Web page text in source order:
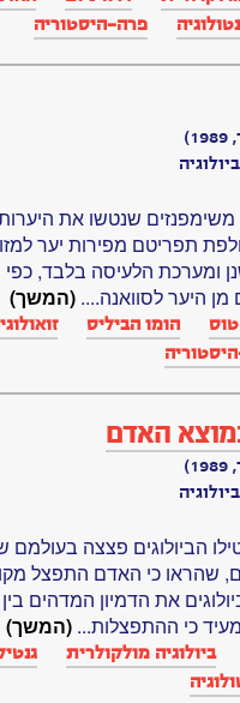
פרה-היסטוריה
שנטשו את היערות
תפריטם מפירות יער
ומערכת הלעיסה בלבד,
היער לסוואנה.... (המשך)
הומו הביליס
האדם
שנות ה-60 הטילו הביולוגים פצצה
את הדמיון המדהים
כי ההתפצלות... (המשך)
ביולוגיה מולקולרית